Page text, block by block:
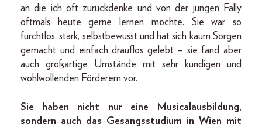
an die ich oft zurückdenke und von der jungen Fally
oftmals heute gerne lernen möchte. Sie war so
furchtlos, stark, selbstbewusst und hat sich kaum Sorgen
gemacht und einfach drauflos gelebt – sie fand aber
auch großartige Umstände mit sehr kundigen und
wohlwollenden Förderern vor.
Sie haben nicht nur eine Musicalausbildung,
sondern auch das Gesangsstudium in Wien mit